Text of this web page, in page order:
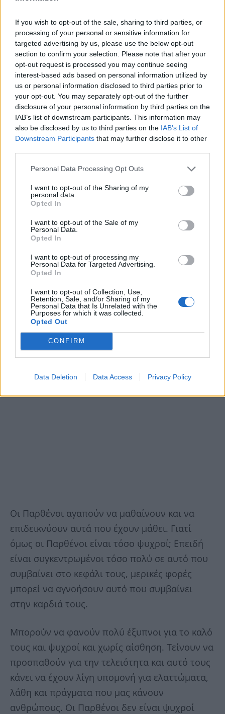
If you wish to opt-out of the sale, sharing to third parties, or
processing of your personal or sensitive information for
targeted advertising by us, please use the below opt-out
section to confirm your selection. Please note that after your
opt-out request is processed you may continue seeing
interest-based ads based on personal information utilized by
us or personal information disclosed to third parties prior to
your opt-out. You may separately opt-out of the further
disclosure of your personal information by third parties on the
IAB’s list of downstream participants. This information may
also be disclosed by us to third parties on the IAB’s List of
Downstream Participants that may further disclose it to other
Personal Data Processing Opt Outs
I want to opt-out of the Sharing of my
personal data.
Opted In
I want to opt-out of the Sale of my
Personal Data.
Opted In
I want to opt-out of processing my
Personal Data for Targeted Advertising.
Opted In
I want to opt-out of Collection, Use,
Retention, Sale, and/or Sharing of my
Personal Data that Is Unrelated with the
Purposes for which it was collected.
Opted Out
CONFIRM
Data Deletion Data Access Privacy Policy
Αν έχουν πληγωθεί στο παρελθόν ή αν κάποιος
τους έχει προδώσει με κάποιο τρόπο, μπορεί
να γίνουν «πάγος». Θα συμπεριφέρονται στο
άτομο που ξεπέρασε τα όρια σαν να είναι
νεκρό για αυτούς, και από τη στιγμή που
δολοφονηθείτε συναισθηματικά, δεν υπάρχει
επιστροφή. Κρατάνε κακία, σκορ και θα
φροντίσουν ο εχθρός τους να πληρώσει για
όποιο έγκλημα διέπραξε.
Παρθένος
Υπάρχουν στιγμές που ο Παρθένος πιστεύει
πραγματικά ότι είναι το πιο έξυπνο άτομο στο
δωμάτιο και ότι όλοι οι άλλοι δεν είναι τόσο
λαμπροί όσο αυτοί.
Οι Παρθένοι αγαπούν να μαθαίνουν και να
επιδεικνύουν αυτά που έχουν μάθει. Γιατί
όμως οι Παρθένοι είναι τόσο ψυχροί; Επειδή
είναι συγκεντρωμένοι τόσο πολύ σε αυτό που
συμβαίνει στο κεφάλι τους, μερικές φορές
μπορεί να αγνοήσουν αυτό που συμβαίνει
στην καρδιά τους.
Μπορούν να φανούν πολύ έξυπνοι για το καλό
τους και ψυχροί και χωρίς αίσθηση. Τείνουν να
προσπαθούν για την τελειότητα και αυτό τους
κάνει να έχουν λίγη υπομονή για ελαττώματα,
λάθη και πράγματα που μας κάνουν
ανθρώπους. Οι Παρθένοι δεν είναι ψυχροί